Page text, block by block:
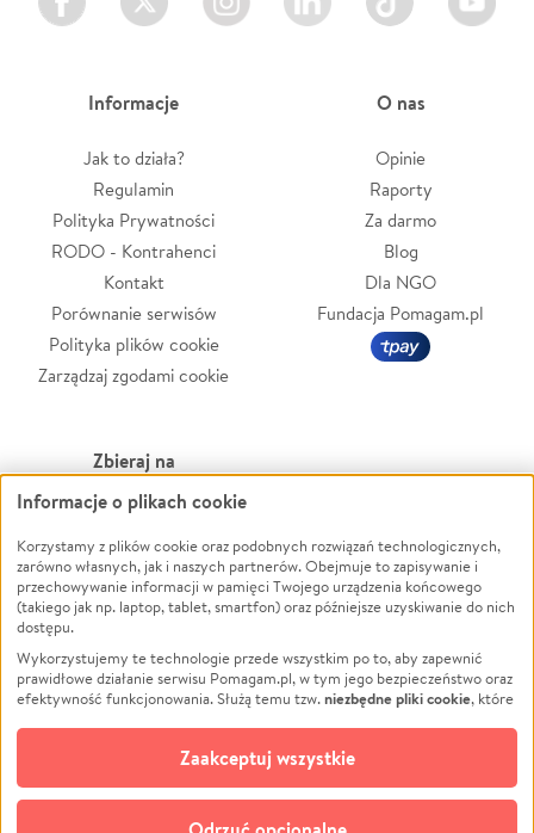
Informacje
Jak to działa?
Regulamin
Polityka Prywatności
RODO - Kontrahenci
Kontakt
Porównanie serwisów
Polityka plików cookie
Zarządzaj zgodami cookie
O nas
Opinie
Raporty
Za darmo
Blog
Dla NGO
Fundacja Pomagam.pl
Zbieraj na
Leczenie
Zwierzęta
Pożar
Ukraina
Pomoc Finansowa
Projekty
Pogrzeb
Społeczność lokalna
Kultura
Powódź
Wichura
NGO
Edukacja
Podróż
Impreza
Ochrona środowiska
Biznes
Informacje o plikach cookie
Korzystamy z plików cookie oraz podobnych rozwiązań technologicznych,
zarówno własnych, jak i naszych partnerów. Obejmuje to zapisywanie i
przechowywanie informacji w pamięci Twojego urządzenia końcowego
(takiego jak np. laptop, tablet, smartfon) oraz późniejsze uzyskiwanie do nich
dostępu.
Wykorzystujemy te technologie przede wszystkim po to, aby zapewnić
prawidłowe działanie serwisu Pomagam.pl, w tym jego bezpieczeństwo oraz
efektywność funkcjonowania. Służą temu tzw.niezbędne pliki cookie, które
opcjonalnych plików cookie
technologii do celów analitycznych i retargetingowych. Możesz wyrazić
zgodę na ich stosowanie lub jej odmówić. W dowolnym momencie masz
możliwość zmiany swoich preferencji na stronie „Zarządzaj zgodami cookie”,
Zaakceptuj wszystkie